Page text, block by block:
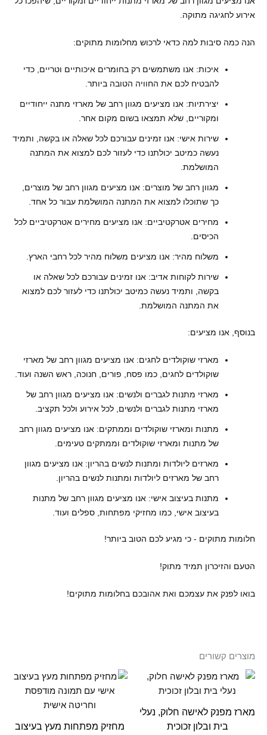
אירוע לחגיגה מתוקה.
הנה כמה סיבות למה כדאי לרכוש מחלומות מתוקים:
איכות: אנו משתמשים רק בחומרים איכותיים וטריים, כדי
להבטיח לכם את החוויה הטובה ביותר.
יצירתיות: אנו מציעים מגוון רחב של מארזי מתנה ייחודיים
ומקוריים, שלא תמצאו בשום מקום אחר.
שירות אישי: אנו זמינים עבורכם לכל שאלה או בקשה, ותמיד
נעשה כמיטב יכולתנו כדי לעזור לכם למצוא את המתנה
המושלמת.
מגוון רחב של מוצרים: אנו מציעים מגוון רחב של מוצרים,
כך שתוכלו למצוא את המתנה המושלמת עבור כל אחד.
מחירים אטרקטיביים: אנו מציעים מחירים אטרקטיביים לכל
הכיסים.
משלוח מהיר: אנו מציעים משלוח מהיר לכל רחבי הארץ.
שירות לקוחות אדיב: אנו זמינים עבורכם לכל שאלה או
בקשה, ותמיד נעשה כמיטב יכולתנו כדי לעזור לכם למצוא
את המתנה המושלמת.
בנוסף, אנו מציעים:
מארזי שוקולדים לחגים: אנו מציעים מגוון רחב של מארזי
שוקולדים לחגים, כמו פסח, פורים, חנוכה, ראש השנה ועוד.
מארזי מתנות לגברים ולנשים: אנו מציעים מגוון רחב של
מארזי מתנות לגברים ולנשים, לכל אירוע ולכל תקציב.
מתנות ומארזי שוקולדים וממתקים: אנו מציעים מגוון רחב
של מתנות ומארזי שוקולדים וממתקים טעימים.
מארזים ליולדות ומתנות לנשים בהריון: אנו מציעים מגוון
רחב של מארזים ליולדות ומתנות לנשים בהריון.
מתנות בעיצוב אישי: אנו מציעים מגוון רחב של מתנות
בעיצוב אישי, כמו מחזיקי מפתחות, ספלים ועוד.
חלומות מתוקים - כי מגיע לכם הטוב ביותר!
הטעם והזיכרון תמיד מתוק!
בואו לפנק את עצמכם ואת אהובכם בחלומות מתוקים!
מוצרים קשורים
מארז מפנק לאישה חלוק, נעלי
בית ובלון זכוכית
מחזיק מפתחות מעץ בעיצוב
למוצר
זה